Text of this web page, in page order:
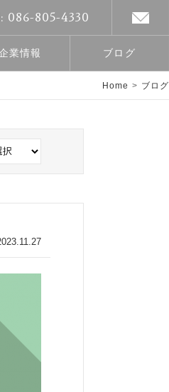
086-805-4330
業情報 ブログ
Home > ブログ